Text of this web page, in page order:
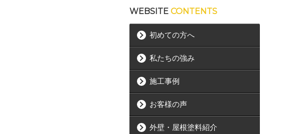
WEBSITE CONTENTS
初めての方へ
私たちの強み
施工事例
お客様の声
外壁・屋根塗料紹介